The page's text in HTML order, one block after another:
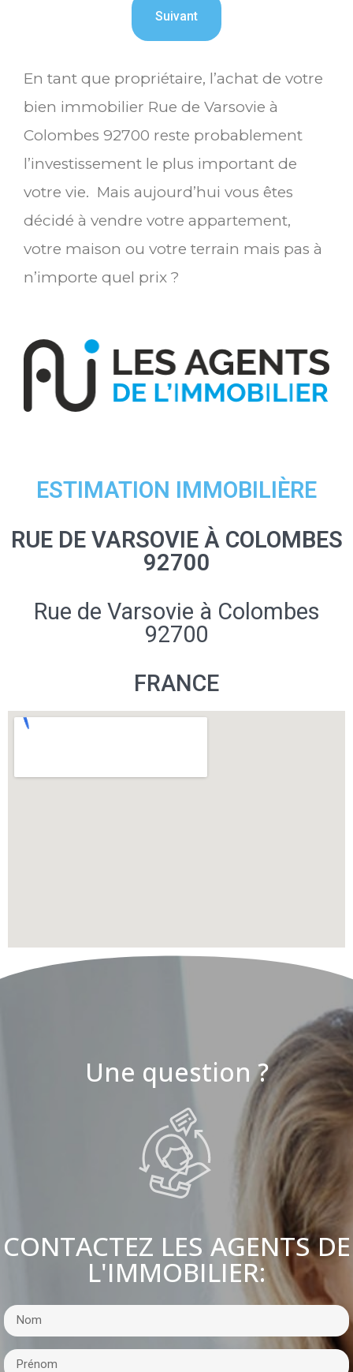
En tant que propriétaire, l’achat de votre
bien immobilier Rue de Varsovie à
Colombes 92700 reste probablement
l’investissement le plus important de
votre vie. Mais aujourd’hui vous êtes
décidé à vendre votre appartement,
votre maison ou votre terrain mais pas à
n’importe quel prix ?
ESTIMATION IMMOBILIÈRE
RUE DE VARSOVIE À COLOMBES
92700
Rue de Varsovie à Colombes
92700
FRANCE
Une question ?
CONTACTEZ LES AGENTS DE
L'IMMOBILIER: